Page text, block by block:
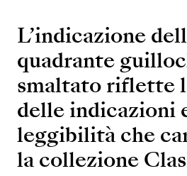
L’indicazione
quadrante
smaltato riflette
delle indicazioni
leggibilità che
la collezione